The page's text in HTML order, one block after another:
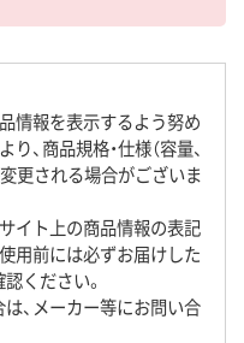
情報を表示するよう努め
、商品規格・仕様（容量、
変更される場合がございま
イト上の商品情報の表記
用前には必ずお届けした
ください。
、メーカー等にお問い合